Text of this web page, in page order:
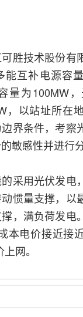
胜技术股份有
能互补电源容
量为100MW
，以站址所在
界条件，考察
敏感性并进行分
采用光伏发电
惯量支撑，以
，满负荷发电
本电价接近接
网。